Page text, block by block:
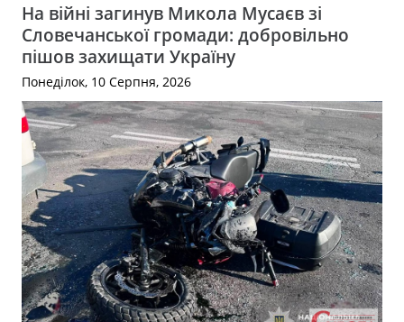
На війні загинув Микола Мусаєв зі
Словечанської громади: добровільно
пішов захищати Україну
Понеділок, 10 Серпня, 2026